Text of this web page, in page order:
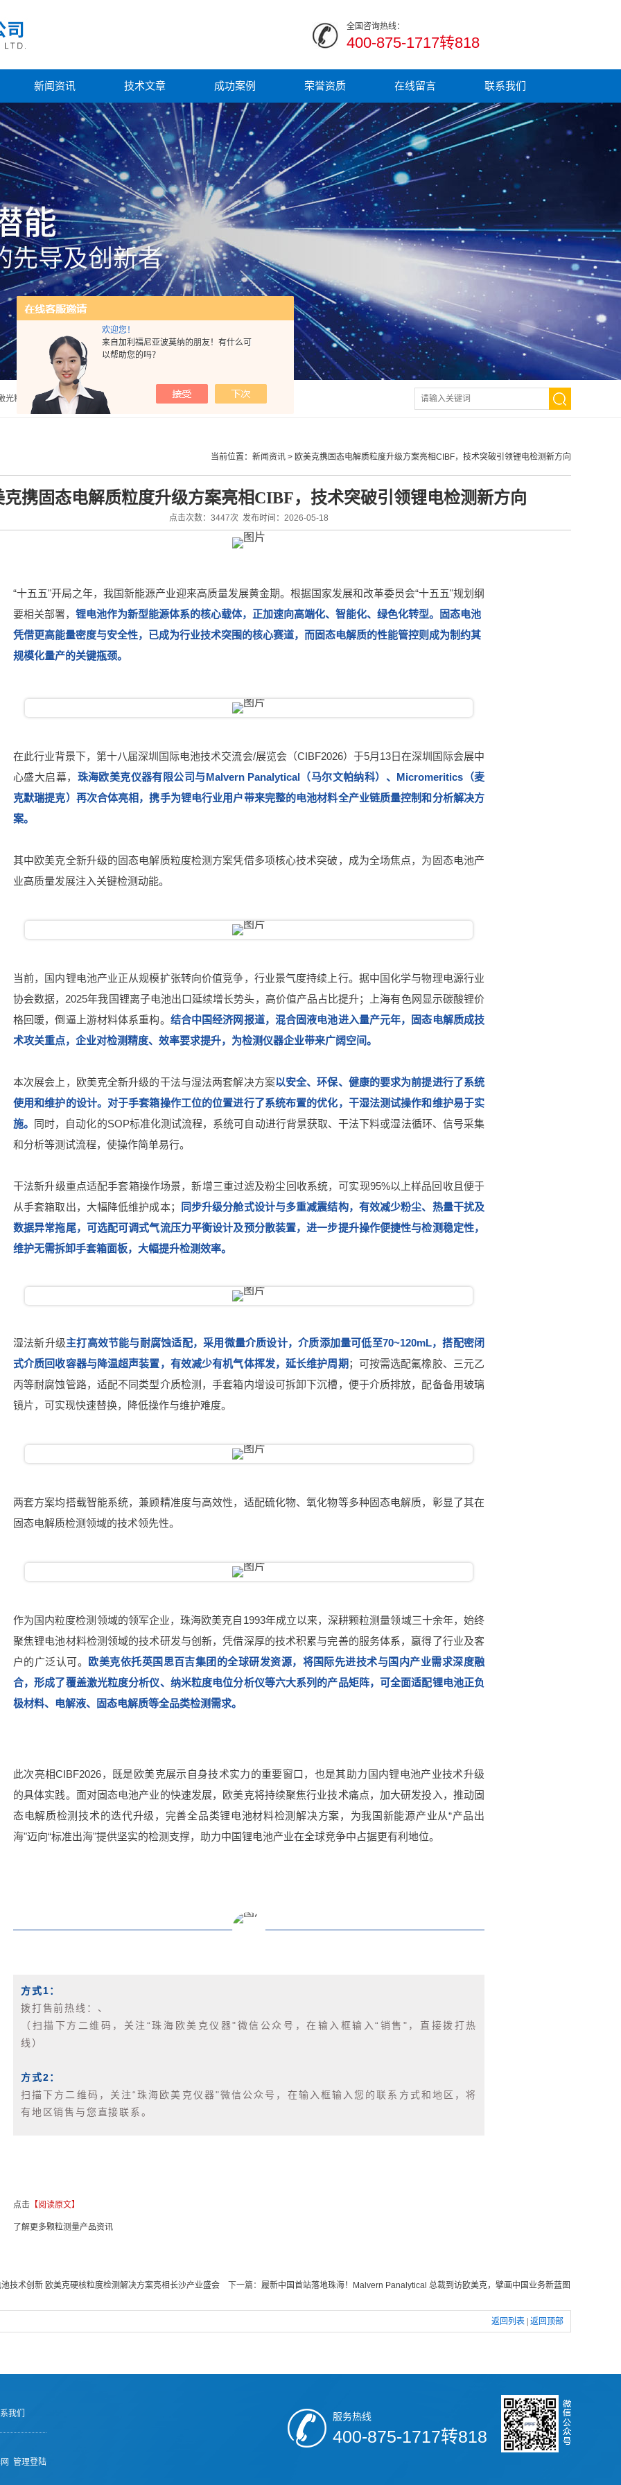
欢迎您！
来自加利福尼亚波莫纳的朋友！有什么可
以帮助您的吗？
全国咨询热线：
400-875-1717转818
新闻资讯 技术文章 成功案例 荣誉资质 在线留言 联系我们
光粒度分析仪
当前位置： 新闻资讯 > 欧美克携固态电解质粒度升级方案亮相CIBF，技术突破引领锂电检测新方向
克携固态电解质粒度升级方案亮相CIBF，技术突破引领锂电检测新方向
点击次数：3447次 发布时间：2026-05-18
“十五五"开局之年，我国新能源产业迎来高质量发展黄金期。根据国家发展和改革委员会“十五五"规划纲
要相关部署， 锂电池作为新型能源体系的核心载体，正加速向高端化、智能化、绿色化转型。固态电池
凭借更高能量密度与安全性，已成为行业技术突围的核心赛道，而固态电解质的性能管控则成为制约其
规模化量产的关键瓶颈。
在此行业背景下，第十八届深圳国际电池技术交流会/展览会（CIBF2026）于5月13日在深圳国际会展中
心盛大启幕， 珠海欧美克仪器有限公司与Malvern Panalytical（马尔文帕纳科）、Micromeritics（麦
克默瑞提克）再次合体亮相，携手为锂电行业用户带来完整的电池材料全产业链质量控制和分析解决方
案。
其中欧美克全新升级的固态电解质粒度检测方案凭借多项核心技术突破，成为全场焦点，为固态电池产
业高质量发展注入关键检测动能。
当前，国内锂电池产业正从规模扩张转向价值竞争，行业景气度持续上行。据中国化学与物理电源行业
协会数据，2025年我国锂离子电池出口延续增长势头，高价值产品占比提升；上海有色网显示碳酸锂价
格回暖，倒逼上游材料体系重构。 结合中国经济网报道，混合固液电池进入量产元年，固态电解质成技
术攻关重点，企业对检测精度、效率要求提升，为检测仪器企业带来广阔空间。
本次展会上，欧美克全新升级的干法与湿法两套解决方案以安全、环保、健康的要求为前提进行了系统
使用和维护的设计。对于手套箱操作工位的位置进行了系统布置的优化，干湿法测试操作和维护易于实
施。
同时，自动化的SOP标准化测试流程，系统可自动进行背景获取、干法下料或湿法循环、信号采集
和分析等测试流程，使操作简单易行。
干法新升级重点适配手套箱操作场景，新增三重过滤及粉尘回收系统，可实现95%以上样品回收且便于
从手套箱取出，大幅降低维护成本；
同步升级分舱式设计与多重减震结构，有效减少粉尘、热量干扰及
数据异常拖尾，可选配可调式气流压力平衡设计及预分散装置，进一步提升操作便捷性与检测稳定性，
维护无需拆卸手套箱面板，大幅提升检测效率。
湿法新升级主打高效节能与耐腐蚀适配，采用微量介质设计，介质添加量可低至70~120mL，搭配密闭
式介质回收容器与降温超声装置，有效减少有机气体挥发，延长维护周期 ；可按需选配氟橡胶、三元乙
丙等耐腐蚀管路，适配不同类型介质检测，手套箱内增设可拆卸下沉槽，便于介质排放，配备备用玻璃
镜片，可实现快速替换，降低操作与维护难度。
两套方案均搭载智能系统，兼顾精准度与高效性，适配硫化物、氧化物等多种固态电解质，彰显了其在
固态电解质检测领域的技术领先性。
作为国内粒度检测领域的领军企业，珠海欧美克自1993年成立以来，深耕颗粒测量领域三十余年，始终
聚焦锂电池材料检测领域的技术研发与创新，凭借深厚的技术积累与完善的服务体系，赢得了行业及客
户的广泛认可。
欧美克依托英国思百吉集团的全球研发资源，将国际先进技术与国内产业需求深度融
合，形成了覆盖激光粒度分析仪、纳米粒度电位分析仪等六大系列的产品矩阵， 可全面适配锂电池正负
极材料、电解液、固态电解质等全品类检测需求。
此次亮相CIBF2026，既是欧美克展示自身技术实力的重要窗口，也是其助力国内锂电池产业技术升级
的具体实践。面对固态电池产业的快速发展，欧美克将持续聚焦行业技术痛点，加大研发投入，推动固
态电解质检测技术的迭代升级，完善全品类锂电池材料检测解决方案，为我国新能源产业从“产品出
海"迈向“标准出海"提供坚实的检测支撑，助力中国锂电池产业在全球竞争中占据更有利地位。
方式1：
拨打售前热线：、
（扫描下方二维码，关注“珠海欧美克仪器"微信公众号，在输入框输入“销售"，直接拨打热
线）
方式2：
扫描下方二维码，关注“珠海欧美克仪器"微信公众号，在输入框输入您的联系方式和地区，将
有地区销售与您直接联系。
点击 【阅读原文】
了解更多颗粒测量产品资讯
技术创新 欧美克硬核粒度检测解决方案亮相长沙产业盛会 下一篇： 履新中国首站落地珠海！Malvern Panalytical 总裁到访欧美克，擘画中国业务新蓝图
返回列表 返回顶部
我们
管理登陆
服务热线
400-875-1717转818